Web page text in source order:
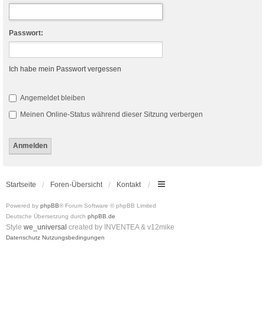
Passwort:
Ich habe mein Passwort vergessen
Angemeldet bleiben
Meinen Online-Status während dieser Sitzung verbergen
Startseite Foren-Übersicht Kontakt
Powered by phpBB® Forum Software © phpBB Limited
Deutsche Übersetzung durch phpBB.de
Style we_universal created by INVENTEA & v12mike
Datenschutz Nutzungsbedingungen